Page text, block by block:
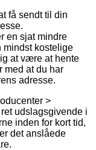
få sendt til din
en sjat mindre
mindst kostelige
at være at hente
med at du har
adresse.
>
udslagsgivende i
inden for kort tid,
det anslåede